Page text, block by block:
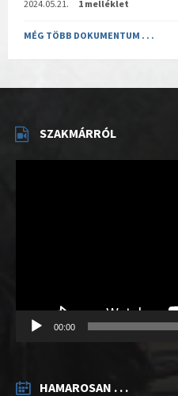
2024.05.21. 1 melléklet
MÉG TÖBB DOKUMENTUM . . .
SZAKMÁRRÓL
00:00
HAMAROSAN . . .